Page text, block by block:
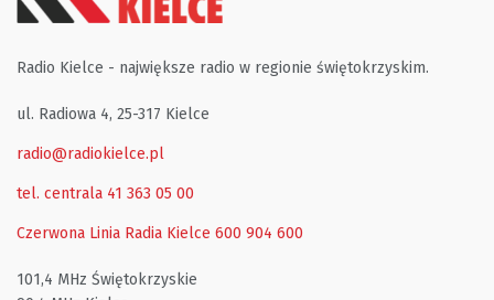
Radio Kielce - największe radio w regionie świętokrzyskim.
ul. Radiowa 4, 25-317 Kielce
radio@radiokielce.pl
tel. centrala 41 363 05 00
Czerwona Linia Radia Kielce 600 904 600
101,4 MHz Świętokrzyskie